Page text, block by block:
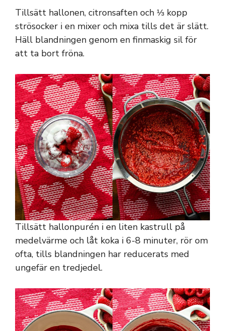
Tillsätt hallonen, citronsaften och ⅓ kopp
strösocker i en mixer och mixa tills det är slätt.
Häll blandningen genom en finmaskig sil för
att ta bort fröna.
Tillsätt hallonpurén i en liten kastrull på
medelvärme och låt koka i 6-8 minuter, rör om
ofta, tills blandningen har reducerats med
ungefär en tredjedel.